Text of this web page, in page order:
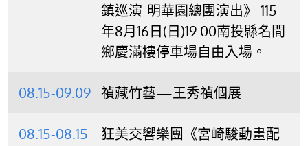
鎮巡演-明華園總團演出》 115
年8月16日(日)19:00南投縣名間
鄉慶滿樓停車場自由入場。
08.15-09.09 禎藏竹藝—王秀禎個展
08.15-08.15
狂美交響樂團《宮崎駿動畫配